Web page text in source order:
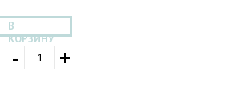
В
КОРЗИНУ
- +